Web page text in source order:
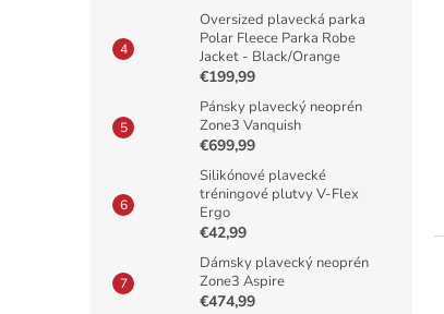
Oversized plavecká parka
Polar Fleece Parka Robe
Jacket - Black/Orange
€199,99
Pánsky plavecký neoprén
Zone3 Vanquish
€699,99
Silikónové plavecké
tréningové plutvy V-Flex
Ergo
€42,99
Dámsky plavecký neoprén
Zone3 Aspire
€474,99